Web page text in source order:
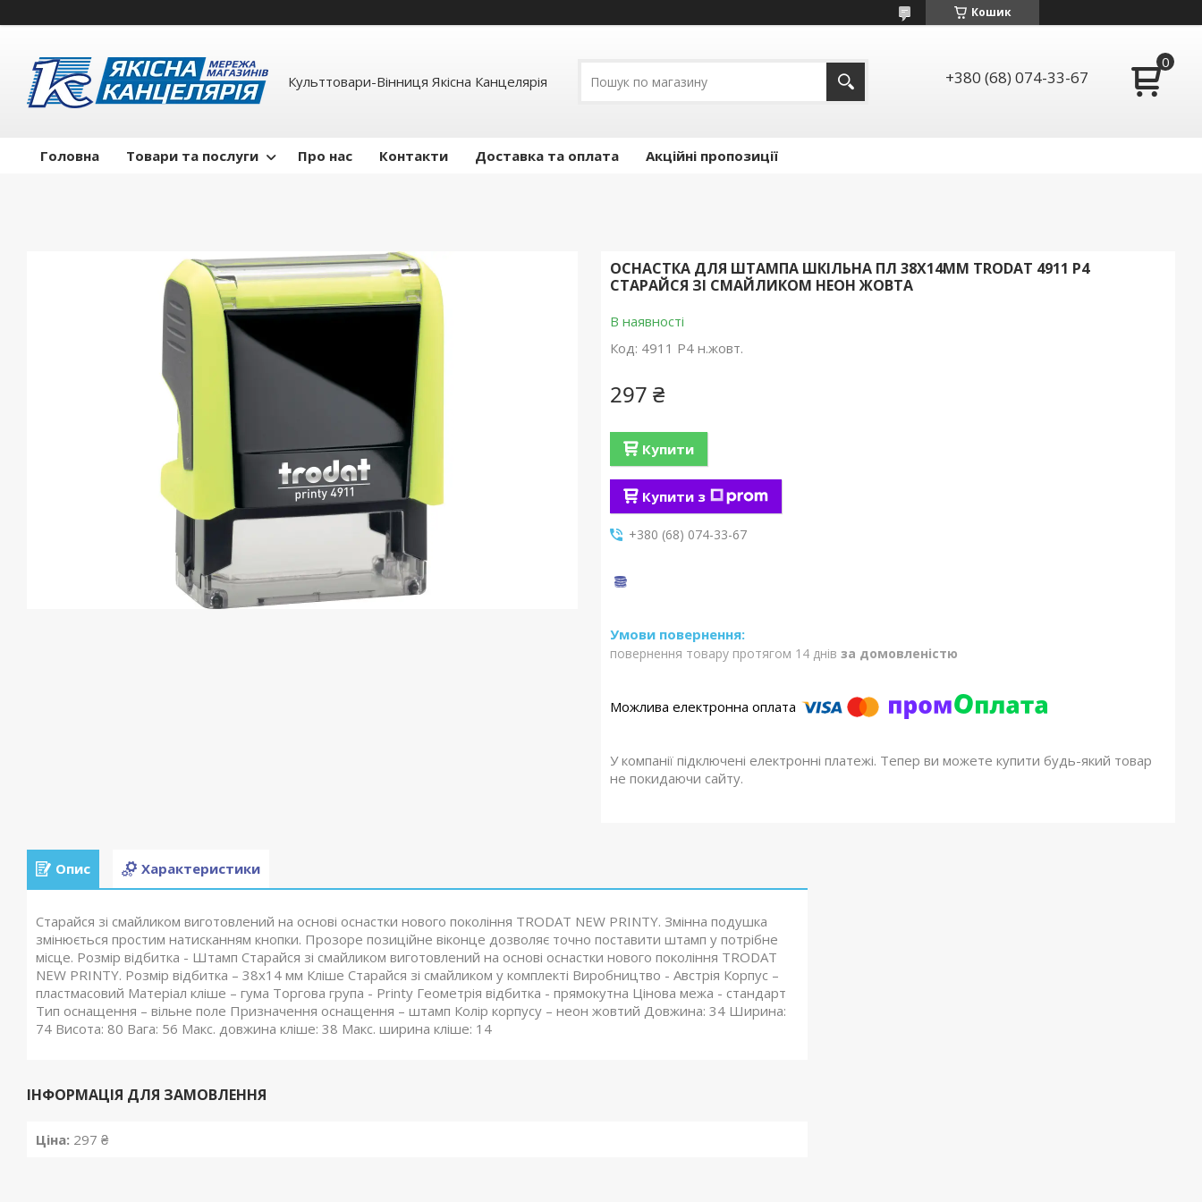
Кошик
Культтовари-Вінниця Якісна Канцелярія +380 (68) 074-33-67
Головна Товари та послуги Про нас Контакти Доставка та оплата Акційні пропозиції
ОСНАСТКА ДЛЯ ШТАМПА ШКІЛЬНА ПЛ 38Х14ММ TRODAT 4911 Р4
СТАРАЙСЯ ЗІ СМАЙЛИКОМ НЕОН ЖОВТА
В наявності
Код: 4911 Р4 н.жовт.
297 ₴
Купити
Купити з
+380 (68) 074-33-67
повернення товару протягом 14 днів за домовленістю
У компанії підключені електронні платежі. Тепер ви можете купити будь-який товар
не покидаючи сайту.
Опис Характеристики
Старайся зі смайликом виготовлений на основі оснастки нового покоління TRODAT NEW PRINTY. Змінна подушка
змінюється простим натисканням кнопки. Прозоре позиційне віконце дозволяє точно поставити штамп у потрібне
місце. Розмір відбитка - Штамп Старайся зі смайликом виготовлений на основі оснастки нового покоління TRODAT
NEW PRINTY. Розмір відбитка – 38х14 мм Кліше Старайся зі смайликом у комплекті Виробництво - Австрія Корпус –
пластмасовий Матеріал кліше – гума Торгова група - Printy Геометрія відбитка - прямокутна Цінова межа - стандарт
Тип оснащення – вільне поле Призначення оснащення – штамп Колір корпусу – неон жовтий Довжина: 34 Ширина:
74 Висота: 80 Вага: 56 Макс. довжина кліше: 38 Макс. ширина кліше: 14
ІНФОРМАЦІЯ ДЛЯ ЗАМОВЛЕННЯ
Ціна: 297 ₴